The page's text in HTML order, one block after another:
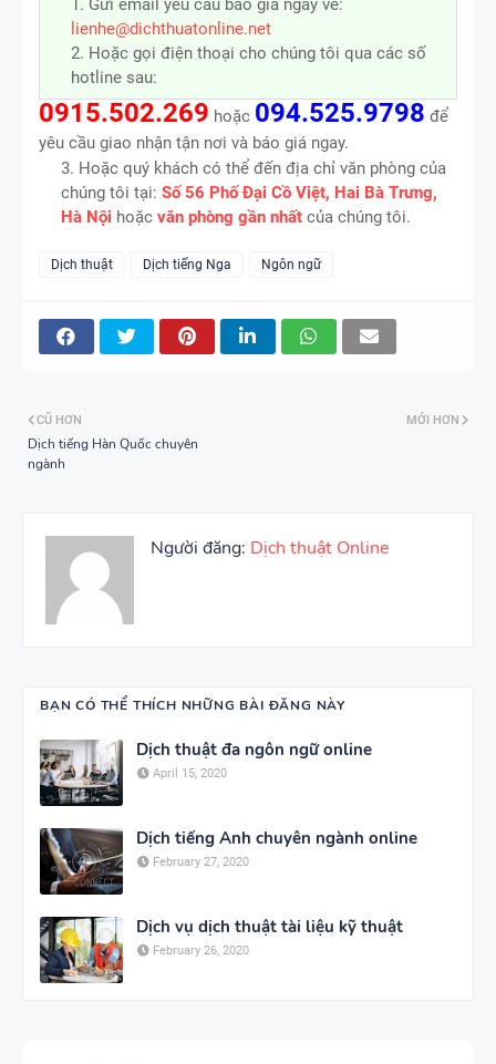
1. Gửi email yêu cầu báo giá ngay về:
lienhe@dichthuatonline.net
2. Hoặc gọi điện thoại cho chúng tôi qua các số
hotline sau:
0915.502.269 hoặc 094.525.9798 để
yêu cầu giao nhận tận nơi và báo giá ngay.
3. Hoặc quý khách có thể đến địa chỉ văn phòng của
chúng tôi tại: Số 56 Phố Đại Cồ Việt, Hai Bà Trưng,
Hà Nội hoặc văn phòng gần nhất của chúng tôi.
Dịch thuật Dịch tiếng Nga Ngôn ngữ
MỚI HƠN
CŨ HƠN
Dịch tiếng Hàn Quốc chuyên
ngành
Người đăng: Dịch thuật Online
BẠN CÓ THỂ THÍCH NHỮNG BÀI ĐĂNG NÀY
Dịch thuật đa ngôn ngữ online
April 15, 2020
Dịch tiếng Anh chuyên ngành online
February 27, 2020
Dịch vụ dịch thuật tài liệu kỹ thuật
February 26, 2020